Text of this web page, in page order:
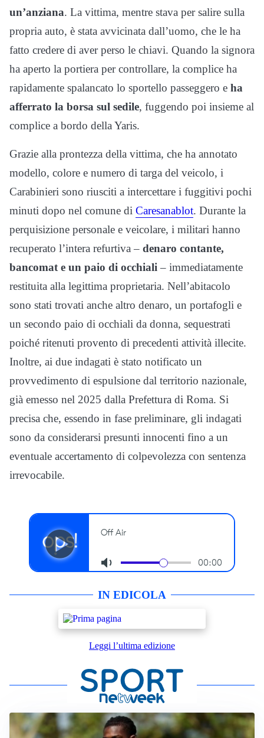
un’anziana. La vittima, mentre stava per salire sulla
propria auto, è stata avvicinata dall’uomo, che le ha
fatto credere di aver perso le chiavi. Quando la signora
ha aperto la portiera per controllare, la complice ha
rapidamente spalancato lo sportello passeggero e ha
afferrato la borsa sul sedile, fuggendo poi insieme al
complice a bordo della Yaris.
Grazie alla prontezza della vittima, che ha annotato
modello, colore e numero di targa del veicolo, i
Carabinieri sono riusciti a intercettare i fuggitivi pochi
minuti dopo nel comune di Caresanablot. Durante la
perquisizione personale e veicolare, i militari hanno
recuperato l’intera refurtiva – denaro contante,
bancomat e un paio di occhiali – immediatamente
restituita alla legittima proprietaria. Nell’abitacolo
sono stati trovati anche altro denaro, un portafogli e
un secondo paio di occhiali da donna, sequestrati
poiché ritenuti provento di precedenti attività illecite.
Inoltre, ai due indagati è stato notificato un
provvedimento di espulsione dal territorio nazionale,
già emesso nel 2025 dalla Prefettura di Roma. Si
precisa che, essendo in fase preliminare, gli indagati
sono da considerarsi presunti innocenti fino a un
eventuale accertamento di colpevolezza con sentenza
irrevocabile.
IN EDICOLA
Leggi l’ultima edizione